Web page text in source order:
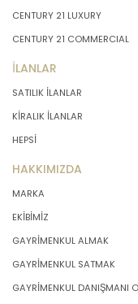
CENTURY 21 LUXURY
CENTURY 21 COMMERCIAL
İLANLAR
SATILIK İLANLAR
KİRALIK İLANLAR
HEPSİ
HAKKIMIZDA
MARKA
EKİBİMİZ
GAYRİMENKUL ALMAK
GAYRİMENKUL SATMAK
GAYRİMENKUL DANIŞMANI